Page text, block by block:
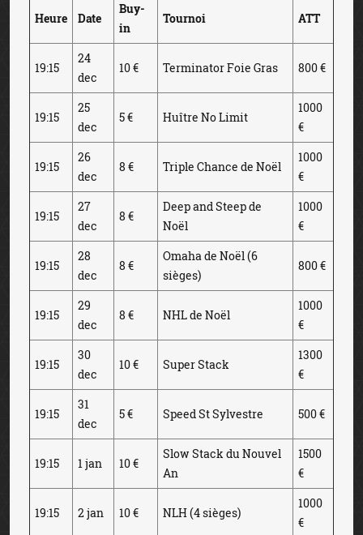
Heure Date
Buy-
in
Tournoi ATT
19:15
24
dec
10 € Terminator Foie Gras 800 €
19:15
25
dec
5 € Huître No Limit
1000
€
19:15
26
dec
8 € Triple Chance de Noël
1000
€
19:15
27
dec
8 €
Deep and Steep de
Noël
1000
€
19:15
28
dec
8 €
Omaha de Noël (6
sièges)
800 €
19:15
29
dec
8 € NHL de Noël
1000
€
19:15
30
dec
10 € Super Stack
1300
€
19:15
31
dec
5 € Speed St Sylvestre 500 €
19:15 1 jan 10 €
Slow Stack du Nouvel
An
1500
€
19:15 2 jan 10 € NLH (4 sièges)
1000
€